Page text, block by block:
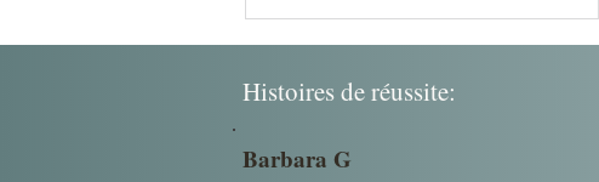
Histoires de réussite:
Barbara G